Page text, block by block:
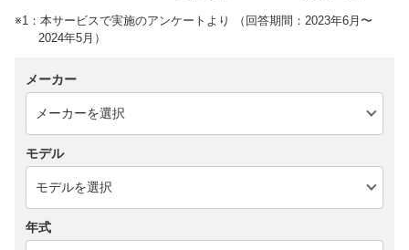
※1：本サービスで実施のアンケートより （回答期間：2023年6月〜
2024年5月）
メーカー
モデル
年式